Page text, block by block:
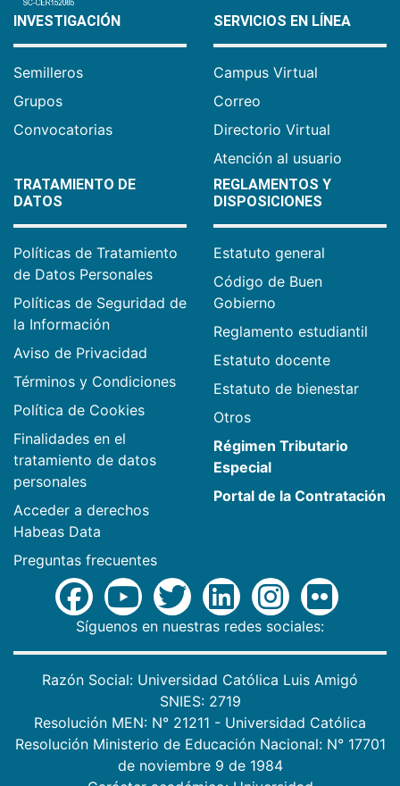
INVESTIGACIÓN
Semilleros
Grupos
Convocatorias
SERVICIOS EN LÍNEA
Campus Virtual
Correo
Directorio Virtual
Atención al usuario
TRATAMIENTO DE
DATOS
Políticas de Tratamiento
de Datos Personales
Políticas de Seguridad de
la Información
Aviso de Privacidad
Términos y Condiciones
Política de Cookies
Finalidades en el
tratamiento de datos
personales
Acceder a derechos
Habeas Data
Preguntas frecuentes
REGLAMENTOS Y
DISPOSICIONES
Estatuto general
Código de Buen
Gobierno
Reglamento estudiantil
Estatuto docente
Estatuto de bienestar
Otros
Régimen Tributario
Especial
Portal de la Contratación
Síguenos en nuestras redes sociales:
Razón Social: Universidad Católica Luis Amigó
SNIES: 2719
Resolución MEN: N° 21211 - Universidad Católica
Resolución Ministerio de Educación Nacional: N° 17701
de noviembre 9 de 1984